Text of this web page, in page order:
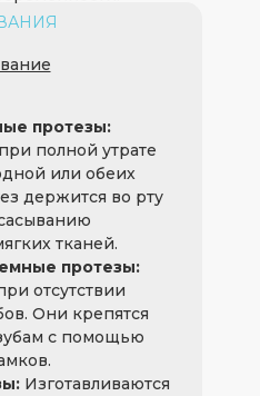
протезы:
полной утрате
или обеих
держится во рту
тканей.
протезы:
отсутствии
Они крепятся
с помощью
Изготавливаются